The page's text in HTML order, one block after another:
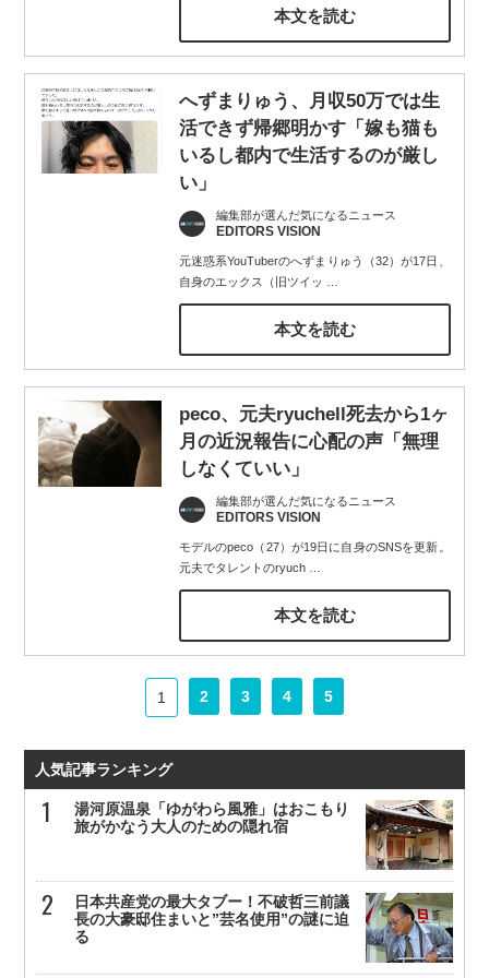
本文を読む
へずまりゅう、月収50万では生
活できず帰郷明かす「嫁も猫も
いるし都内で生活するのが厳し
い」
編集部が選んだ気になるニュース
EDITORS VISION
元迷惑系YouTuberのへずまりゅう（32）が17日、
自身のエックス（旧ツイッ
本文を読む
peco、元夫ryuchell死去から1ヶ
月の近況報告に心配の声「無理
しなくていい」
編集部が選んだ気になるニュース
EDITORS VISION
モデルのpeco（27）が19日に自身のSNSを更新。
元夫でタレントのryuch…
本文を読む
1 2 3 4 5
人気記事ランキング
湯河原温泉「ゆがわら風雅」はおこもり
旅がかなう大人のための隠れ宿
日本共産党の最大タブー！不破哲三前議
長の大豪邸住まいと”芸名使用”の謎に迫
る